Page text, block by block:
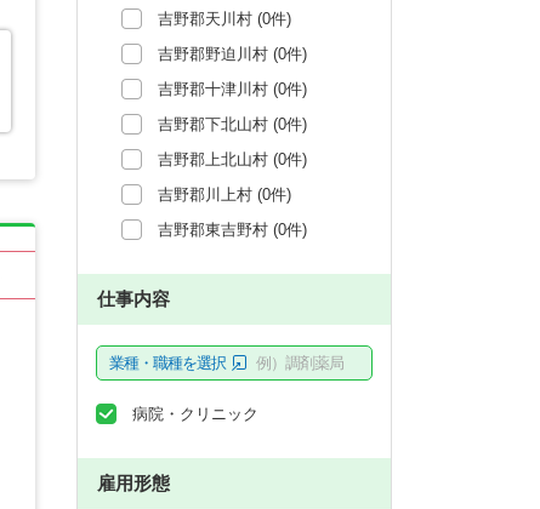
吉野郡天川村 (0件)
吉野郡野迫川村 (0件)
吉野郡十津川村 (0件)
吉野郡下北山村 (0件)
吉野郡上北山村 (0件)
吉野郡川上村 (0件)
吉野郡東吉野村 (0件)
仕事内容
業種・職種を選択 例）調剤薬局
病院・クリニック
雇用形態